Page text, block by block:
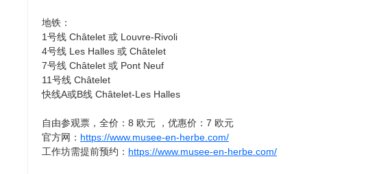
地铁：
1号线 Châtelet 或 Louvre-Rivoli
4号线 Les Halles 或 Châtelet
7号线 Châtelet 或 Pont Neuf
11号线 Châtelet
快线A或B线 Châtelet-Les Halles
自由参观票，全价：8 欧元 ，优惠价：7 欧元
官方网： https://www.musee-en-herbe.com/
工作坊需提前预约： https://www.musee-en-herbe.com/